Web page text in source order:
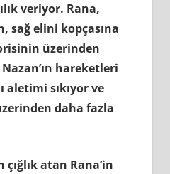
veriyor. Rana,
sağ elini kopçasına
üzerinden
hareketleri
aletimi sıkıyor ve
daha fazla
atan Rana’in